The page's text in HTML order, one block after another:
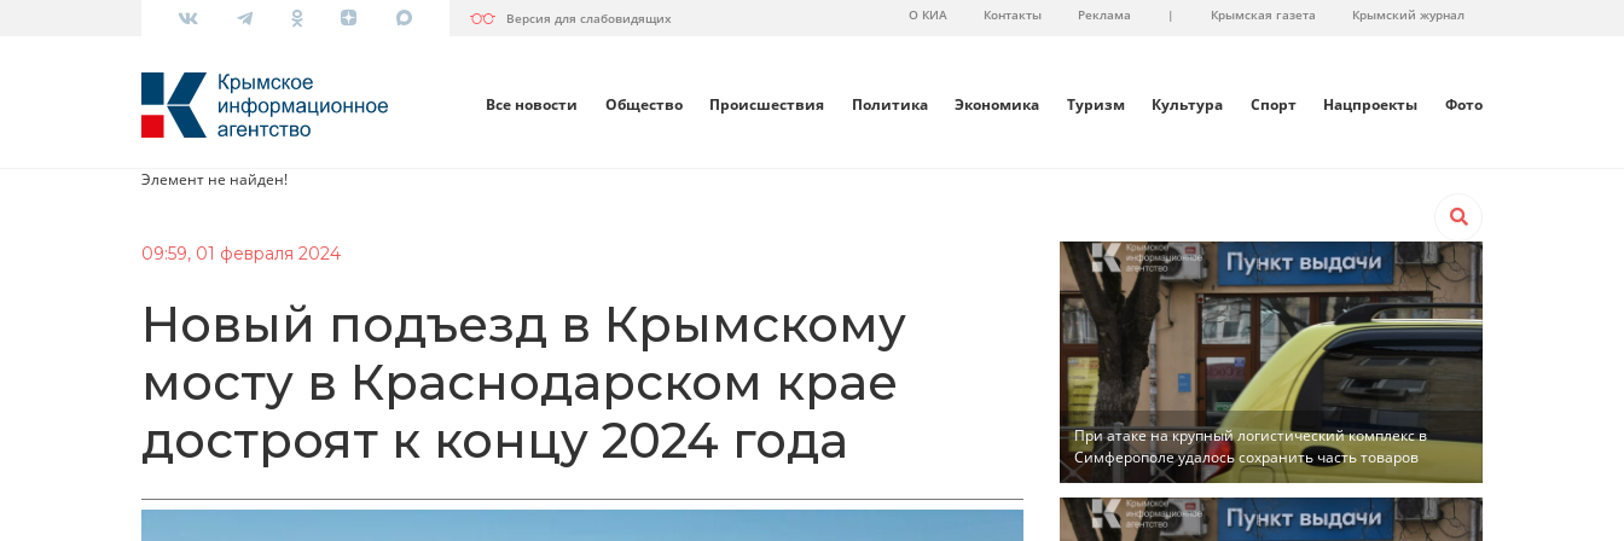
Версия для слабовидящих О КИА Контакты Реклама | Крымская газета Крымский журнал
Все новости Общество Происшествия Политика Экономика Туризм Культура Спорт Нацпроекты Фото
Элемент не найден!
09:59, 01 февраля 2024
Новый подъезд в Крымскому
мосту в Краснодарском крае
достроят к концу 2024 года
При атаке на крупный логистический комплекс в
Симферополе удалось сохранить часть товаров